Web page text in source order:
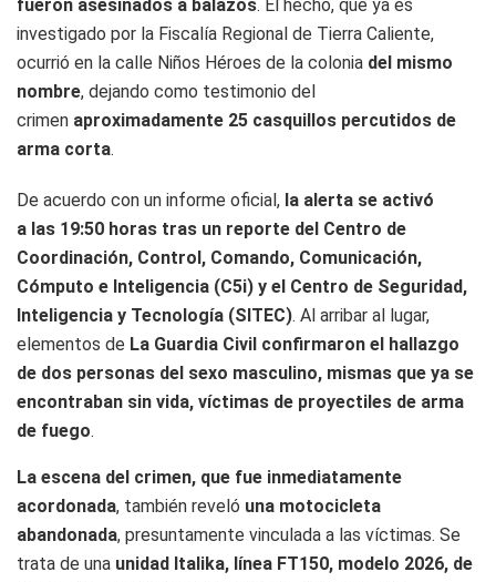
fueron asesinados a balazos. El hecho, que ya es
investigado por la Fiscalía Regional de Tierra Caliente,
ocurrió en la calle Niños Héroes de la colonia del mismo
nombre, dejando como testimonio del
crimen aproximadamente 25 casquillos percutidos de
arma corta.
De acuerdo con un informe oficial, la alerta se activó
a las 19:50 horas tras un reporte del Centro de
Coordinación, Control, Comando, Comunicación,
Cómputo e Inteligencia (C5i) y el Centro de Seguridad,
Inteligencia y Tecnología (SITEC). Al arribar al lugar,
elementos de La Guardia Civil confirmaron el hallazgo
de dos personas del sexo masculino, mismas que ya se
encontraban sin vida, víctimas de proyectiles de arma
de fuego.
La escena del crimen, que fue inmediatamente
acordonada, también reveló una motocicleta
abandonada, presuntamente vinculada a las víctimas. Se
trata de una unidad Italika, línea FT150, modelo 2026, de